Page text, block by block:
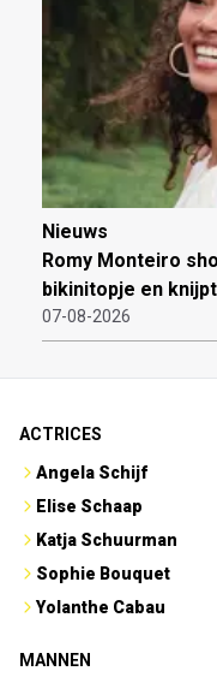
Nieuws
Romy Monteiro
bikinitopje en
07-08-2026
ACTRICES
Angela Schijf
Elise Schaap
Katja Schuurman
Sophie Bouquet
Yolanthe Cabau
MANNEN